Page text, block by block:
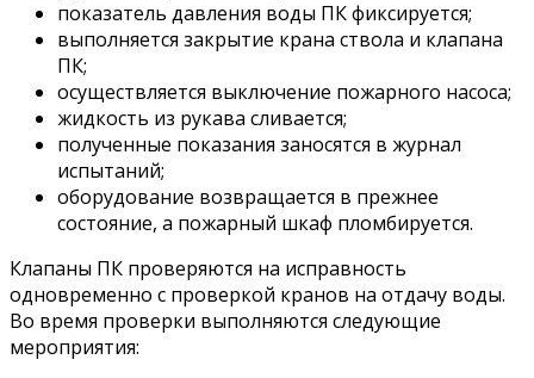
показатель давления воды ПК фиксируется;
выполняется закрытие крана ствола и клапана
ПК;
осуществляется выключение пожарного насоса;
жидкость из рукава сливается;
полученные показания заносятся в журнал
испытаний;
оборудование возвращается в прежнее
состояние, а пожарный шкаф пломбируется.
Клапаны ПК проверяются на исправность
одновременно с проверкой кранов на отдачу воды.
Во время проверки выполняются следующие
мероприятия: